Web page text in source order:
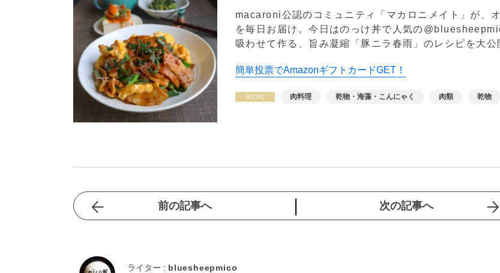
macaroni公認のコミュニティ「マカロニメイト」が、
を毎日お届け。今日はのっけ丼で人気の
吸わせて作る、旨み凝縮「豚ニラ春雨」のレシピを大公
簡単投票でAmazonギフトカードGET！
肉料理 乾物・海藻・こんにゃく 肉類 乾物
前の記事へ 次の記事へ
ライター : bluesheepmico